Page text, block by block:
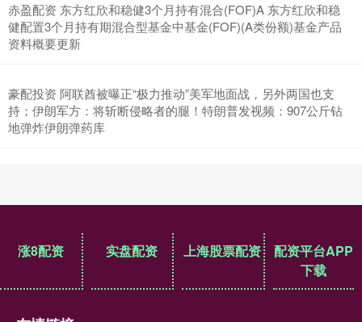
赤盈配资 东方红欣和稳健3个月持有混合(FOF)A 东方红欣和稳
健配置3个月持有期混合型基金中基金(FOF)(A类份额)基金产品
资料概要更新
豪配投资 阿联酋被曝正“极力推动”美军地面战，另外两国也支
持；伊朗军方：将斩断侵略者的腿！特朗普发视频：907公斤钻
地弹炸伊朗弹药库
涨8配资 实盘配资 上海股票配资
配资平台APP
下载